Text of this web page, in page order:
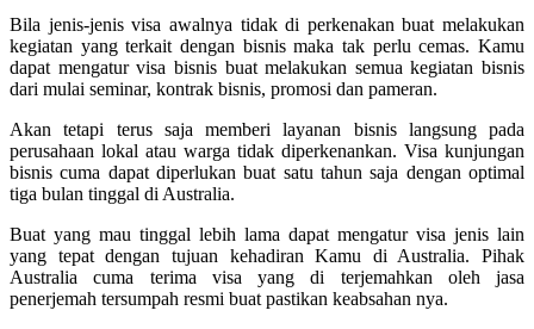
Bila jenis-jenis visa awalnya tidak di perkenakan buat melakukan
kegiatan yang terkait dengan bisnis maka tak perlu cemas. Kamu
dapat mengatur visa bisnis buat melakukan semua kegiatan bisnis
dari mulai seminar, kontrak bisnis, promosi dan pameran.
Akan tetapi terus saja memberi layanan bisnis langsung pada
perusahaan lokal atau warga tidak diperkenankan. Visa kunjungan
bisnis cuma dapat diperlukan buat satu tahun saja dengan optimal
tiga bulan tinggal di Australia.
Buat yang mau tinggal lebih lama dapat mengatur visa jenis lain
yang tepat dengan tujuan kehadiran Kamu di Australia. Pihak
Australia cuma terima visa yang di terjemahkan oleh jasa
penerjemah tersumpah resmi buat pastikan keabsahan nya.